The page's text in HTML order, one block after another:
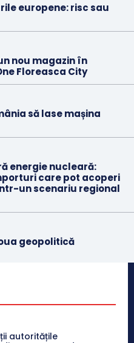
europene: risc sau
nou magazin în
Floreasca City
să lase mașina
energie nucleară:
care pot acoperi
un scenariu regional
geopolitică
autoritățile